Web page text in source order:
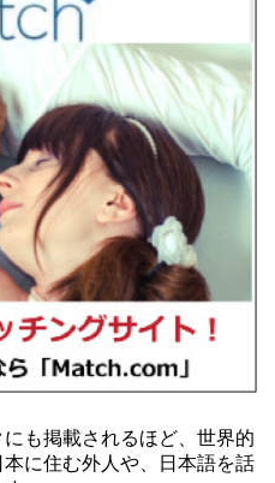
も掲載されるほど、世界的
に住む外人や、日本語を話